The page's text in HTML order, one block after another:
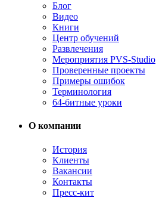
Блог
Видео
Книги
Центр обучений
Развлечения
Мероприятия PVS-Studio
Проверенные проекты
Примеры ошибок
Терминология
64-битные уроки
О компании
История
Клиенты
Вакансии
Контакты
Пресс-кит